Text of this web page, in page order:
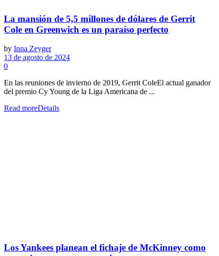
La mansión de 5,5 millones de dólares de Gerrit
Cole en Greenwich es un paraíso perfecto
by Inna Zeyger
13 de agosto de 2024
0
En las reuniones de invierno de 2019, Gerrit ColeEl actual ganador
del premio Cy Young de la Liga Americana de ...
Read moreDetails
Los Yankees planean el fichaje de McKinney como